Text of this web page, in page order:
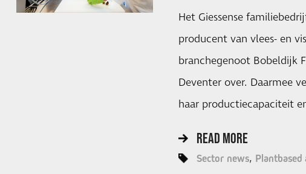
Het Giessense
producent van vlees- en
branchegenoot Bobeldijk
Deventer over. Daarmee
haar productiecapaciteit
READ MORE
Sector news Plantbased